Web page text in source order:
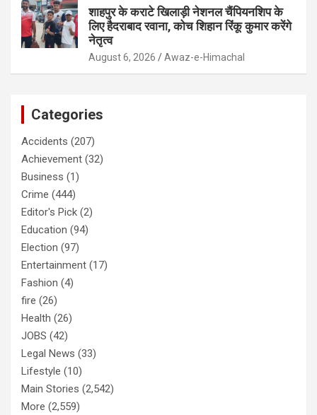
शाहपुर के कराटे खिलाड़ी नेशनल चैंपियनशिप के
लिए हैदराबाद रवाना, कोच शिहान रिंकू कुमार करेंगे
नेतृत्व
August 6, 2026 Awaz-e-Himachal
Categories
Accidents (207)
Achievement (32)
Business (1)
Crime (444)
Editor's Pick (2)
Education (94)
Election (97)
Entertainment (17)
Fashion (4)
fire (26)
Health (26)
JOBS (42)
Legal News (33)
Lifestyle (10)
Main Stories (2,542)
More (2,559)